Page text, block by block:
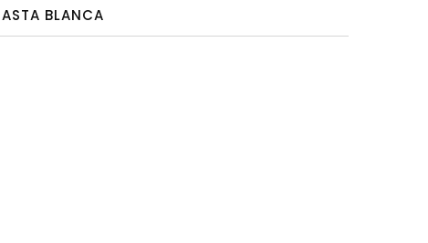
BLANCA